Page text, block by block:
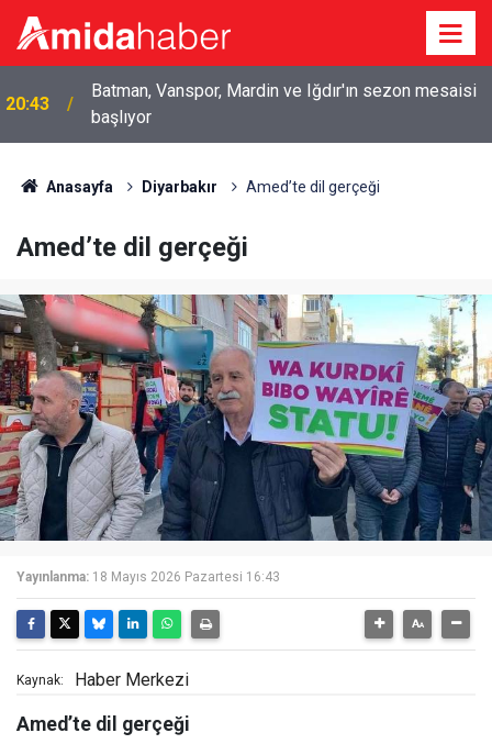
19:58 Hasankeyf’te baraj gölünde kadın cesedi bulundu
Anasayfa Diyarbakır Amed’te dil gerçeği
Amed’te dil gerçeği
Yayınlanma: 18 Mayıs 2026 Pazartesi 16:43
Kaynak: Haber Merkezi
Amed’te dil gerçeği